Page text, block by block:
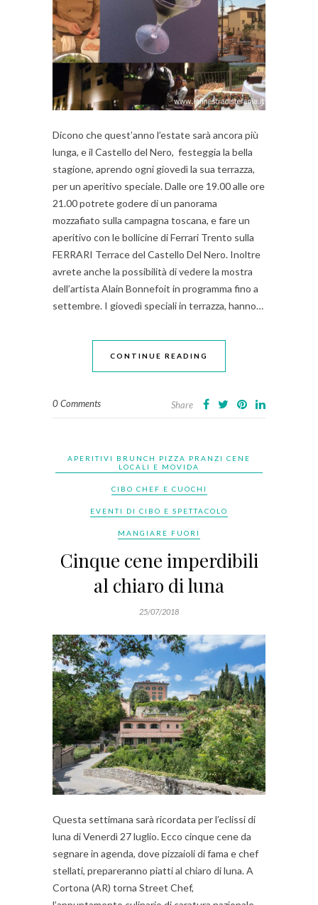
Dicono che quest’anno l’estate sarà ancora più
lunga, e il Castello del Nero, festeggia la bella
stagione, aprendo ogni giovedì la sua terrazza,
per un aperitivo speciale. Dalle ore 19.00 alle ore
21.00 potrete godere di un panorama
mozzafiato sulla campagna toscana, e fare un
aperitivo con le bollicine di Ferrari Trento sulla
FERRARI Terrace del Castello Del Nero. Inoltre
avrete anche la possibilità di vedere la mostra
dell’artista Alain Bonnefoit in programma fino a
settembre. I giovedì speciali in terrazza, hanno…
CONTINUE READING
0 Comments Share
APERITIVI BRUNCH PIZZA PRANZI CENE
LOCALI E MOVIDA
CIBO CHEF E CUOCHI
EVENTI DI CIBO E SPETTACOLO
MANGIARE FUORI
Cinque cene imperdibili
al chiaro di luna
25/07/2018
Questa settimana sarà ricordata per l’eclissi di
luna di Venerdì 27 luglio. Ecco cinque cene da
segnare in agenda, dove pizzaioli di fama e chef
stellati, prepareranno piatti al chiaro di luna. A
Cortona (AR) torna Street Chef,